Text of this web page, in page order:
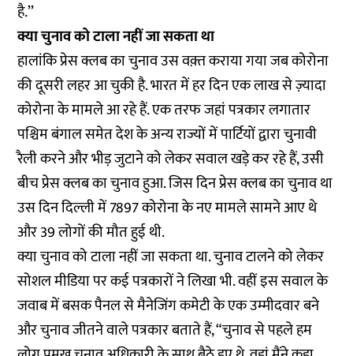
है.’’
क्या चुनाव को टाला नहीं जा सकता था
हालांकि प्रेस क्लब का चुनाव उस वक़्त कराया गया जब कोरोना
की दूसरी लहर आ चुकी है. भारत में हर दिन एक लाख से ज़्यादा
कोरोना के मामले आ रहे हैं. एक तरफ जहां पत्रकार लगातार
पश्चिम बंगाल समेत देश के अन्य राज्यों में पार्टियों द्वारा चुनावी
रैली करने और भीड़ जुटाने को लेकर सवाल खड़े कर रहे हैं, उसी
बीच प्रेस क्लब का चुनाव हुआ. जिस दिन प्रेस क्लब का चुनाव था
उस दिन दिल्ली में 7897 कोरोना के नए मामले सामने आए थे
और 39 लोगों की मौत हुई थी.
क्या चुनाव को टाला नहीं जा सकता था. चुनाव टालने को लेकर
सोशल मीडिया पर कई पत्रकारों ने लिखा भी. वहीं इस सवाल के
जवाब में बसक पैनल से मैनेजिंग कमेटी के एक उम्मीदवार बने
और चुनाव जीतने वाले पत्रकार बताते हैं, “चुनाव से पहले हम